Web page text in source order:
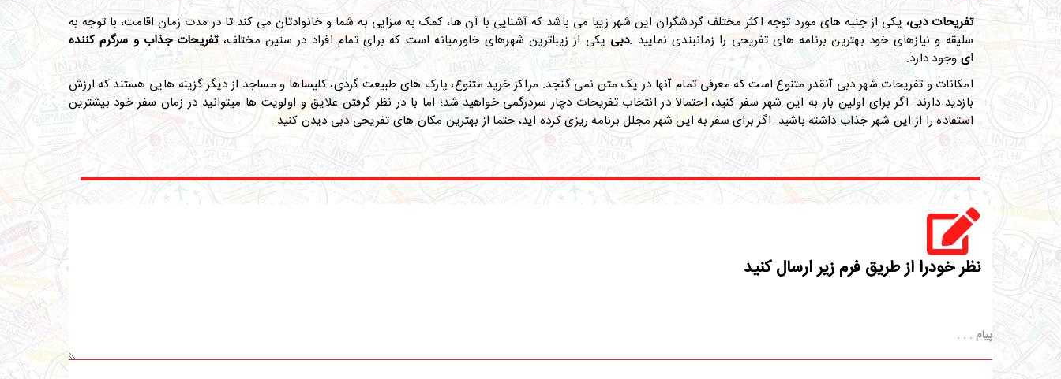
تفریحات دبی، یکی از جنبه های مورد توجه اکثر مختلف گردشگران این شهر زیبا می باشد که آشنایی با آن ها، کمک به سزایی به شما و خانوادتان می کند تا در مدت زمان اقامت، با توجه به
سلیقه و نیازهای خود بهترین برنامه های تفریحی را زمانبندی نمایید .دبی یکی از زیباترین شهرهای خاورمیانه است که برای تمام افراد در سنین مختلف،تفریحات جذاب و سرگرم کننده
ایوجود دارد.
امکانات و تفریحات شهر دبی آنقدر متنوع است که معرفی تمام آنها در یک متن نمی­ گنجد. مراکز خرید متنوع، پارک ­های طبیعت گردی، کلیساها و مساجد از دیگر گزینه­ هایی هستند که ارزش
بازدید دارند. اگر برای اولین بار به این شهر سفر کنید، احتمالا در انتخاب تفریحات دچار سردرگمی خواهید شد؛ اما با در نظر گرفتن علایق و اولویت ­ها می­توانید در زمان سفر خود بیشترین
استفاده را از این شهر جذاب داشته باشید. اگر برای سفر به این شهر مجلل برنامه ریزی کرده­ اید، حتما از بهترین مکان­ های تفریحی دبی دیدن کنید.
نظر خودرا از طریق فرم زیر ارسال کنید